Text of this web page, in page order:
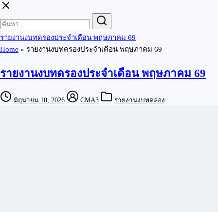
for:
รายงานงบทดรองประจำเดือน พฤษภาคม 69
Home » รายงานงบทดรองประจำเดือน พฤษภาคม 69
รายงานงบทดรองประจำเดือน พฤษภาคม 69
มิถุนายน 10, 2026 CMA3 รายงานงบทดลอง